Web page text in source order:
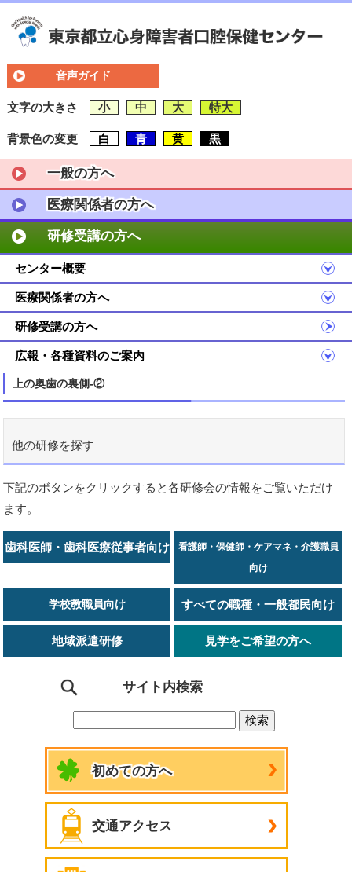
音声ガイド
文字の大きさ 小 中 大 特大
背景色の変更 白 青 黄 黒
一般の方へ
医療関係者の方へ
研修受講の方へ
センター概要
医療関係者の方へ
研修受講の方へ
広報・各種資料のご案内
上の奥歯の裏側-②
他の研修を探す
下記のボタンをクリックすると各研修会の情報をご覧いただけ
ます。
歯科医師・歯科医療従事者向け
看護師・保健師・ケアマネ・介護職員
向け
学校教職員向け すべての職種・一般都民向け
地域派遣研修 見学をご希望の方へ
サイト内検索
初めての方へ
交通アクセス